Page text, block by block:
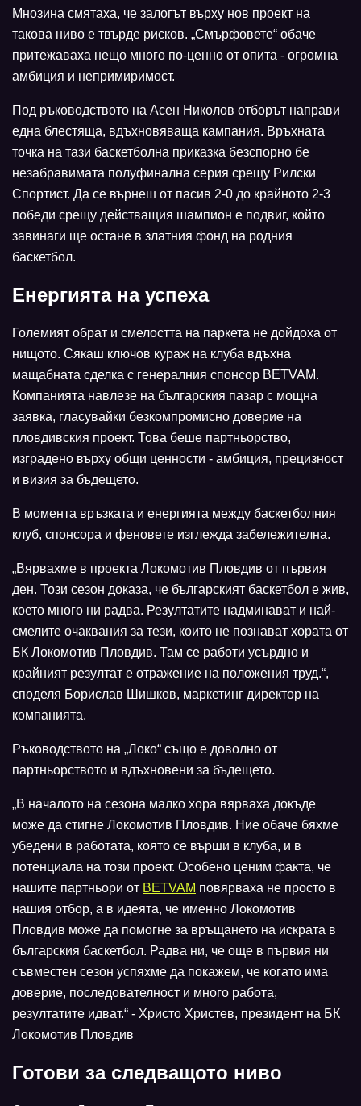
Мнозина смятаха, че залогът върху нов проект на
такова ниво е твърде рисков. „Смърфовете“ обаче
притежаваха нещо много по-ценно от опита - огромна
амбиция и непримиримост.
Под ръководството на Асен Николов отборът направи
една блестяща, вдъхновяваща кампания. Връхната
точка на тази баскетболна приказка безспорно бе
незабравимата полуфинална серия срещу Рилски
Спортист. Да се върнеш от пасив 2-0 до крайното 2-3
победи срещу действащия шампион е подвиг, който
завинаги ще остане в златния фонд на родния
баскетбол.
Енергията на успеха
Големият обрат и смелостта на паркета не дойдоха от
нищото. Сякаш ключов кураж на клуба вдъхна
мащабната сделка с генералния спонсор BETVAM.
Компанията навлезе на българския пазар с мощна
заявка, гласувайки безкомпромисно доверие на
пловдивския проект. Това беше партньорство,
изградено върху общи ценности - амбиция, прецизност
и визия за бъдещето.
В момента връзката и енергията между баскетболния
клуб, спонсора и феновете изглежда забележителна.
„Вярвахме в проекта Локомотив Пловдив от първия
ден. Този сезон доказа, че българският баскетбол е жив,
което много ни радва. Резултатите надминават и най-
смелите очаквания за тези, които не познават хората от
БК Локомотив Пловдив. Там се работи усърдно и
крайният резултат е отражение на положения труд.“,
споделя Борислав Шишков, маркетинг директор на
компанията.
Ръководството на „Локо“ също е доволно от
партньорството и вдъхновени за бъдещето.
„В началото на сезона малко хора вярваха докъде
може да стигне Локомотив Пловдив. Ние обаче бяхме
убедени в работата, която се върши в клуба, и в
потенциала на този проект. Особено ценим факта, че
нашите партньори от BETVAM повярваха не просто в
нашия отбор, а в идеята, че именно Локомотив
Пловдив може да помогне за връщането на искрата в
българския баскетбол. Радва ни, че още в първия ни
съвместен сезон успяхме да покажем, че когато има
доверие, последователност и много работа,
резултатите идват.“ - Христо Христев, президент на БК
Локомотив Пловдив
Готови за следващото ниво